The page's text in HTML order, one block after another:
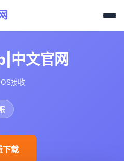
中文官网
接收
下载